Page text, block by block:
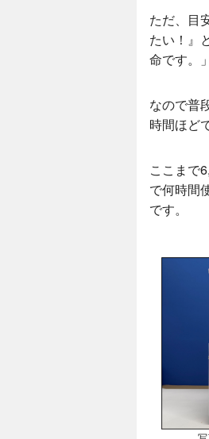
ただ、目
たい！』
命です。
なので普
時間ほど
ここまで
で何時間
です。